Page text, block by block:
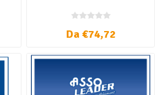
Da €74,72